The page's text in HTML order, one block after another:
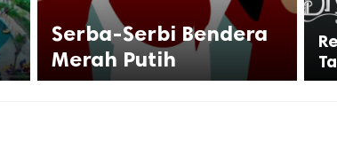
Serba-Serbi Bendera
Merah Putih